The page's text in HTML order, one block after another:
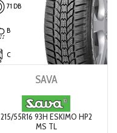
71 DB
B
C
SAVA
215/55R16 93H ESKIMO HP2
MS TL